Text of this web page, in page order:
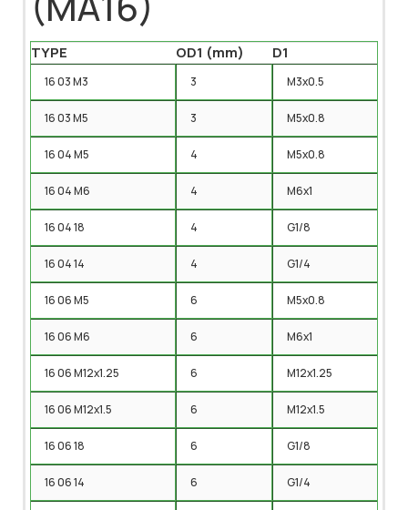
TYPE OD1 (mm) D1
16 03 M3 3 M3x0.5
16 03 M5 3 M5x0.8
16 04 M5 4 M5x0.8
16 04 M6 4 M6x1
16 04 18 4 G1/8
16 04 14 4 G1/4
16 06 M5 6 M5x0.8
16 06 M6 6 M6x1
16 06 M12x1.25 6 M12x1.25
16 06 M12x1.5 6 M12x1.5
16 06 18 6 G1/8
16 06 14 6 G1/4